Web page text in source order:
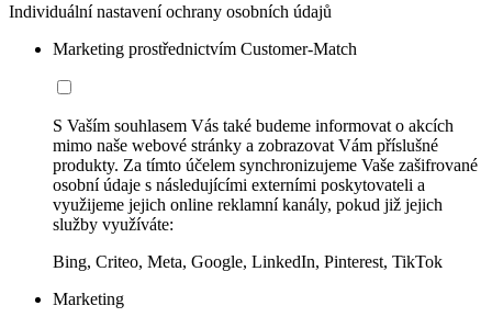
Individuální nastavení ochrany osobních údajů
Marketing prostřednictvím Customer-Match
S Vaším souhlasem Vás také budeme informovat o akcích
mimo naše webové stránky a zobrazovat Vám příslušné
produkty. Za tímto účelem synchronizujeme Vaše zašifrované
osobní údaje s následujícími externími poskytovateli a
využijeme jejich online reklamní kanály, pokud již jejich
služby využíváte:
Bing, Criteo, Meta, Google, LinkedIn, Pinterest, TikTok
Marketing